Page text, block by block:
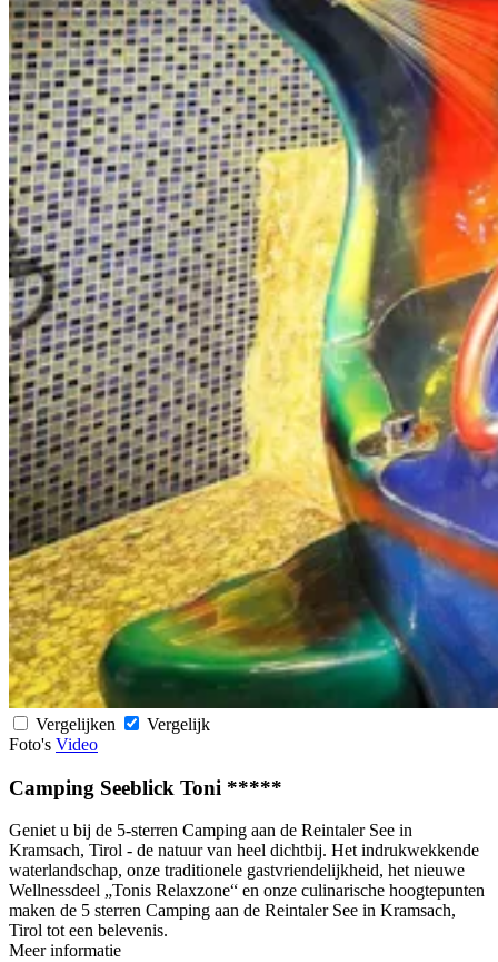
Vergelijken
Vergelijk
Foto's Video
Camping Seeblick Toni *****
Geniet u bij de 5-sterren Camping aan de Reintaler See in
Kramsach, Tirol - de natuur van heel dichtbij. Het indrukwekkende
waterlandschap, onze traditionele gastvriendelijkheid, het nieuwe
Wellnessdeel „Tonis Relaxzone“ en onze culinarische hoogtepunten
maken de 5 sterren Camping aan de Reintaler See in Kramsach,
Tirol tot een belevenis.
Meer informatie